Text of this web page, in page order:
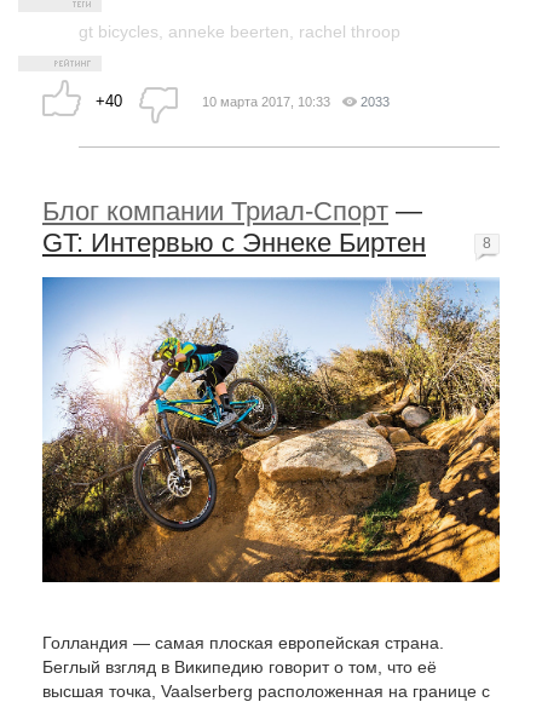
gt bicycles anneke beerten rachel throop
+40 10 марта 2017, 10:33 2033
Блог компании Триал-Спорт —
GT: Интервью с Эннеке Биртен
Голландия — самая плоская европейская страна.
Беглый взгляд в Википедию говорит о том, что её
высшая точка, Vaalserberg расположенная на границе с
8